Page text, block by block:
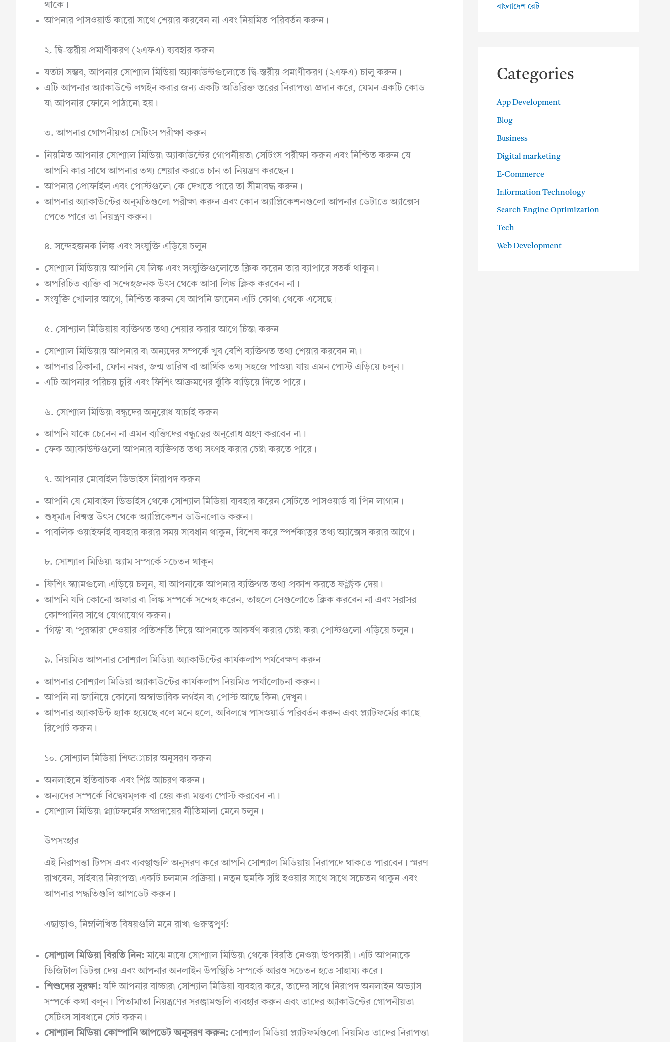
থাকে।
আপনার পাসওয়ার্ড কারো সাথে শেয়ার করবেন না এবং নিয়মিত পরিবর্তন করুন।
২. দ্বি-স্তরীয় প্রমাণীকরণ (২এফএ) ব্যবহার করুন
যতটা সম্ভব, আপনার সোশ্যাল মিডিয়া অ্যাকাউন্টগুলোতে দ্বি-স্তরীয় প্রমাণীকরণ (২এফএ) চালু করুন।
এটি আপনার অ্যাকাউন্টে লগইন করার জন্য একটি অতিরিক্ত স্তরের নিরাপত্তা প্রদান করে, যেমন একটি কোড
যা আপনার ফোনে পাঠানো হয়।
৩. আপনার গোপনীয়তা সেটিংস পরীক্ষা করুন
নিয়মিত আপনার সোশ্যাল মিডিয়া অ্যাকাউন্টের গোপনীয়তা সেটিংস পরীক্ষা করুন এবং নিশ্চিত করুন যে
আপনি কার সাথে আপনার তথ্য শেয়ার করতে চান তা নিয়ন্ত্রণ করছেন।
আপনার প্রোফাইল এবং পোস্টগুলো কে দেখতে পারে তা সীমাবদ্ধ করুন।
আপনার অ্যাকাউন্টের অনুমতিগুলো পরীক্ষা করুন এবং কোন অ্যাপ্লিকেশনগুলো আপনার ডেটাতে অ্যাক্সেস
পেতে পারে তা নিয়ন্ত্রণ করুন।
৪. সন্দেহজনক লিঙ্ক এবং সংযুক্তি এড়িয়ে চলুন
সোশ্যাল মিডিয়ায় আপনি যে লিঙ্ক এবং সংযুক্তিগুলোতে ক্লিক করেন তার ব্যাপারে সতর্ক থাকুন।
অপরিচিত ব্যক্তি বা সন্দেহজনক উৎস থেকে আসা লিঙ্ক ক্লিক করবেন না।
সংযুক্তি খোলার আগে, নিশ্চিত করুন যে আপনি জানেন এটি কোথা থেকে এসেছে।
৫. সোশ্যাল মিডিয়ায় ব্যক্তিগত তথ্য শেয়ার করার আগে চিন্তা করুন
সোশ্যাল মিডিয়ায় আপনার বা অন্যদের সম্পর্কে খুব বেশি ব্যক্তিগত তথ্য শেয়ার করবেন না।
আপনার ঠিকানা, ফোন নম্বর, জন্ম তারিখ বা আর্থিক তথ্য সহজে পাওয়া যায় এমন পোস্ট এড়িয়ে চলুন।
এটি আপনার পরিচয় চুরি এবং ফিশিং আক্রমণের ঝুঁকি বাড়িয়ে দিতে পারে।
৬. সোশ্যাল মিডিয়া বন্ধুদের অনুরোধ যাচাই করুন
আপনি যাকে চেনেন না এমন ব্যক্তিদের বন্ধুত্বের অনুরোধ গ্রহণ করবেন না।
ফেক অ্যাকাউন্টগুলো আপনার ব্যক্তিগত তথ্য সংগ্রহ করার চেষ্টা করতে পারে।
৭. আপনার মোবাইল ডিভাইস নিরাপদ করুন
আপনি যে মোবাইল ডিভাইস থেকে সোশ্যাল মিডিয়া ব্যবহার করেন সেটিতে পাসওয়ার্ড বা পিন লাগান।
শুধুমাত্র বিশ্বস্ত উৎস থেকে অ্যাপ্লিকেশন ডাউনলোড করুন।
পাবলিক ওয়াইফাই ব্যবহার করার সময় সাবধান থাকুন, বিশেষ করে স্পর্শকাতুর তথ্য অ্যাক্সেস করার আগে।
৮. সোশ্যাল মিডিয়া স্ক্যাম সম্পর্কে সচেতন থাকুন
ফিশিং স্ক্যামগুলো এড়িয়ে চলুন, যা আপনাকে আপনার ব্যক্তিগত তথ্য প্রকাশ করতে ফ誘ক দেয়।
আপনি যদি কোনো অফার বা লিঙ্ক সম্পর্কে সন্দেহ করেন, তাহলে সেগুলোতে ক্লিক করবেন না এবং সরাসর
কোম্পানির সাথে যোগাযোগ করুন।
‘গিফ্ট’ বা ‘পুরস্কার’ দেওয়ার প্রতিশ্রুতি দিয়ে আপনাকে আকর্ষণ করার চেষ্টা করা পোস্টগুলো এড়িয়ে চলুন।
৯. নিয়মিত আপনার সোশ্যাল মিডিয়া অ্যাকাউন্টের কার্যকলাপ পর্যবেক্ষণ করুন
আপনার সোশ্যাল মিডিয়া অ্যাকাউন্টের কার্যকলাপ নিয়মিত পর্যালোচনা করুন।
আপনি না জানিয়ে কোনো অস্বাভাবিক লগইন বা পোস্ট আছে কিনা দেখুন।
আপনার অ্যাকাউন্ট হ্যাক হয়েছে বলে মনে হলে, অবিলম্বে পাসওয়ার্ড পরিবর্তন করুন এবং প্ল্যাটফর্মের কাছে
রিপোর্ট করুন।
১০. সোশ্যাল মিডিয়া শিष्टাচার অনুসরণ করুন
অনলাইনে ইতিবাচক এবং শিষ্ট আচরণ করুন।
অন্যদের সম্পর্কে বিদ্বেষমূলক বা হেয় করা মন্তব্য পোস্ট করবেন না।
সোশ্যাল মিডিয়া প্ল্যাটফর্মের সম্প্রদায়ের নীতিমালা মেনে চলুন।
উপসংহার
এই নিরাপত্তা টিপস এবং ব্যবস্থাগুলি অনুসরণ করে আপনি সোশ্যাল মিডিয়ায় নিরাপদে থাকতে পারবেন। স্মরণ
রাখবেন, সাইবার নিরাপত্তা একটি চলমান প্রক্রিয়া। নতুন হুমকি সৃষ্টি হওয়ার সাথে সাথে সচেতন থাকুন এবং
আপনার পদ্ধতিগুলি আপডেট করুন।
এছাড়াও, নিম্নলিখিত বিষয়গুলি মনে রাখা গুরুত্বপূর্ণ:
সোশ্যাল মিডিয়া বিরতি নিন: মাঝে মাঝে সোশ্যাল মিডিয়া থেকে বিরতি নেওয়া উপকারী। এটি আপনাকে
ডিজিটাল ডিটক্স দেয় এবং আপনার অনলাইন উপস্থিতি সম্পর্কে আরও সচেতন হতে সাহায্য করে।
শিশুদের সুরক্ষা: যদি আপনার বাচ্চারা সোশ্যাল মিডিয়া ব্যবহার করে, তাদের সাথে নিরাপদ অনলাইন অভ্যাস
সম্পর্কে কথা বলুন। পিতামাতা নিয়ন্ত্রণের সরঞ্জামগুলি ব্যবহার করুন এবং তাদের অ্যাকাউন্টের গোপনীয়তা
সেটিংস সাবধানে সেট করুন।
সোশ্যাল মিডিয়া কোম্পানি আপডেট অনুসরণ করুন: সোশ্যাল মিডিয়া প্ল্যাটফর্মগুলো নিয়মিত তাদের নিরাপত্তা
বাংলাদেশ রেট
Categories
App Development
Blog
Business
Digital marketing
E-Commerce
Information Technology
Search Engine Optimization
Tech
Web Development